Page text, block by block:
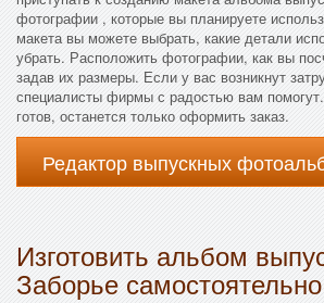
фотографии , которые вы планируете
макета вы можете выбрать, какие детали
убрать. Расположить фотографии, как вы
задав их размеры. Если у вас возникнут
специалисты фирмы с радостью вам
готов, останется только оформить заказ.
Редактор выпускных
Изготовить альбом
Заборье самостоятельно